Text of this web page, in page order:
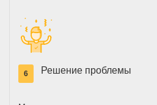
6 Решение проблемы